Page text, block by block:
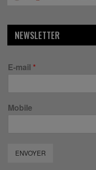
NEWSLETTER
E-mail *
Mobile
ENVOYER